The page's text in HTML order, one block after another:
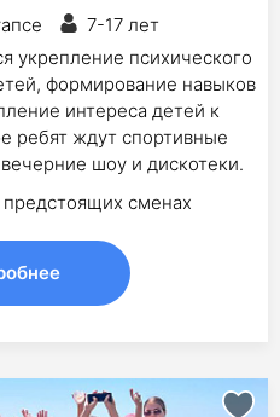
7-17 лет
укрепление психического
формирование навыков
интереса детей к
ребят ждут спортивные
шоу и дискотеки.
сменах